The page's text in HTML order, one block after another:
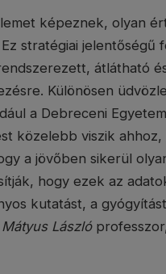
képeznek, olyan
stratégiai jelentőségű
átlátható
Különösen
a Debreceni
közelebb viszik ahhoz,
a jövőben sikerül
hogy ezek az
kutatást, a
Mátyus László